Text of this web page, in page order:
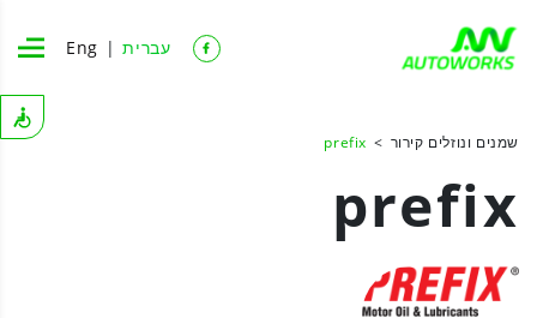
עברית Eng
שמנים ונוזלים קירור prefix
prefix